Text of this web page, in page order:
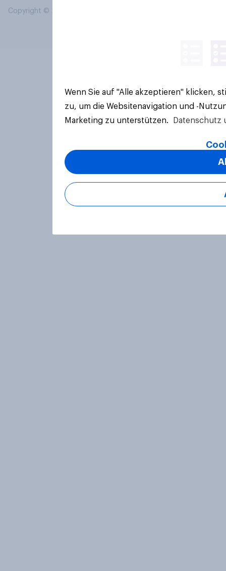
Copyright © 2026 YouGov PLC. Alle Rechte vorbehalten.
Wenn Sie auf "Alle akzeptieren" klicken,
zu, um die Websitenavigation und -
Marketing zu unterstützen.
Datenschutz